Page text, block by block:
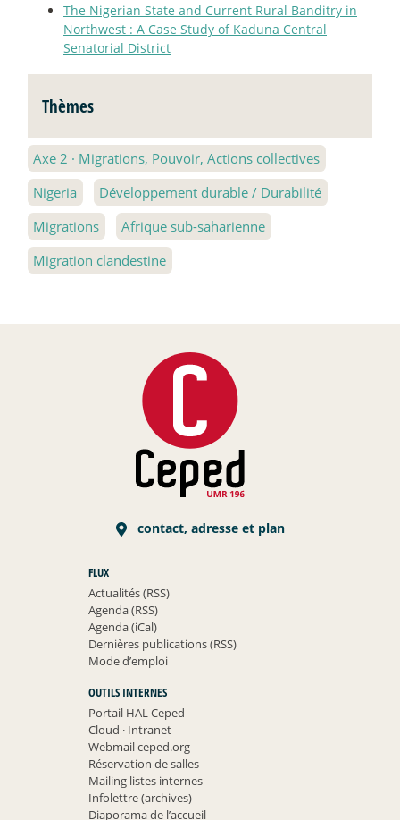
The Nigerian State and Current Rural Banditry in
Northwest : A Case Study of Kaduna Central
Senatorial District
Thèmes
Axe 2 · Migrations, Pouvoir, Actions collectives
Nigeria
Développement durable / Durabilité
Migrations
Afrique sub-saharienne
Migration clandestine
contact, adresse et plan
FLUX
Actualités (RSS)
Agenda (RSS)
Agenda (iCal)
Dernières publications (RSS)
Mode d’emploi
OUTILS INTERNES
Portail HAL Ceped
Cloud ·Intranet
Webmail ceped.org
Réservation de salles
Mailing listes internes
Infolettre (archives)
Diaporama de l’accueil